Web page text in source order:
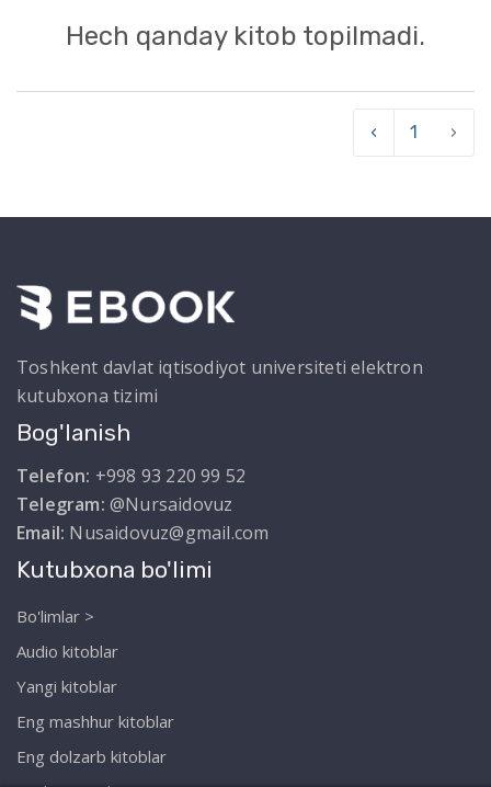
Hech qanday kitob topilmadi.
‹ 1 ›
Toshkent davlat iqtisodiyot universiteti elektron
kutubxona tizimi
Bog'lanish
Telefon: +998 93 220 99 52
Telegram: @Nursaidovuz
Email: Nusaidovuz@gmail.com
Kutubxona bo'limi
Bo'limlar >
Audio kitoblar
Yangi kitoblar
Eng mashhur kitoblar
Eng dolzarb kitoblar